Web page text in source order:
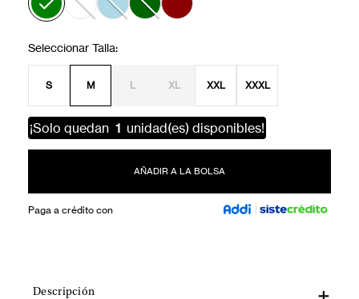
S M L XL XXL XXXL
¡Solo quedan 1 unidad(es) disponibles!
AÑADIR A LA BOLSA
Paga a crédito con
Descripción